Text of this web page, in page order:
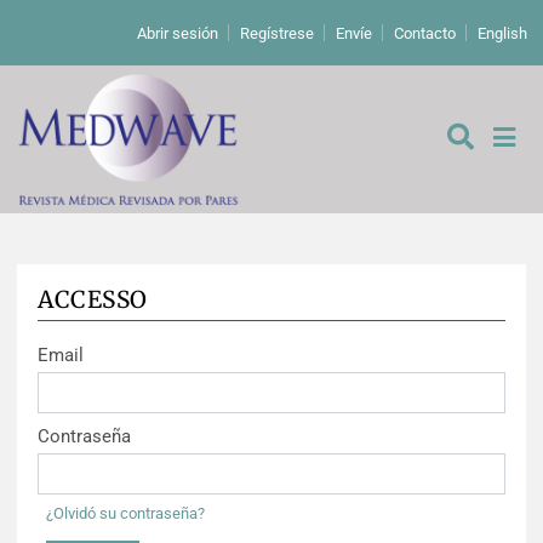
Abrir sesión Regístrese Envíe Contacto English
De los editores
Editoriales
Comentarios
Cartas a los editores
Estudios originales
Estudios cualitativos
Análisis
ACCESSO
Email
Contraseña
¿Olvidó su contraseña?